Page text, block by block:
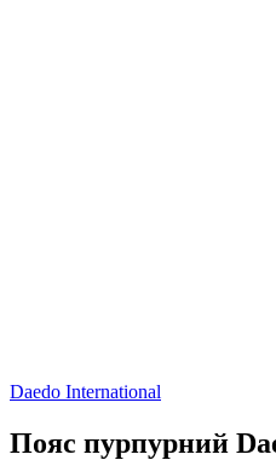
Daedo International
Пояс пурпурний